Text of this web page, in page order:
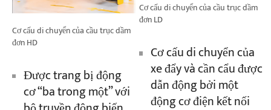
Cơ cấu di chuyển của cầu trục dầm
đơn HD
Được trang bị động
cơ “ba trong một” với
Cơ cấu di chuyển của cầu trục dầm
đơn LD
Cơ cấu di chuyển của
xe đẩy và cần cẩu được
dẫn động bởi một
động cơ điện kết nối